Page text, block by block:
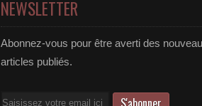
NEWSLETTER
Abonnez-vous pour être averti des
articles publiés.
Email